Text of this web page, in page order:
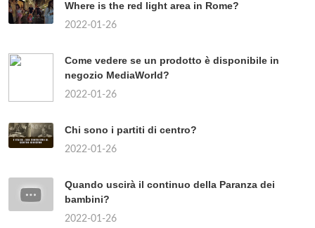
Where is the red light area in Rome?
2022-01-26
Come vedere se un prodotto è disponibile in
negozio MediaWorld?
2022-01-26
Chi sono i partiti di centro?
2022-01-26
Quando uscirà il continuo della Paranza dei
bambini?
2022-01-26